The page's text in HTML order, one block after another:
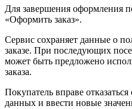
Для завершения оформления
«Оформить заказ».
Сервис сохраняет данные о
заказе. При последующих
может быть предложено
заказа.
Покупатель вправе
данных и ввести новые